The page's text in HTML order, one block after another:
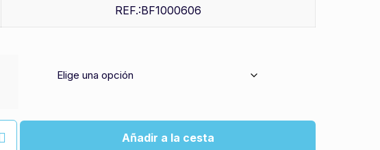
REF.:BF1000606
Añadir a la cesta